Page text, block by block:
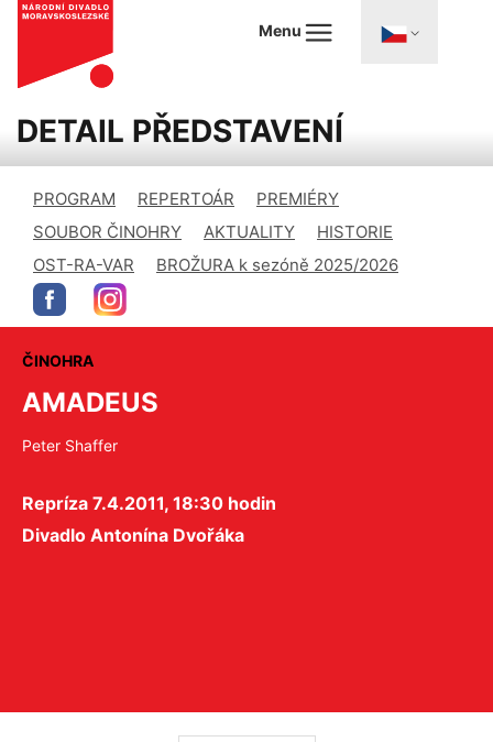
Menu
DETAIL PŘEDSTAVENÍ
PROGRAM REPERTOÁR
PREMIÉRY
SOUBOR ČINOHRY
AKTUALITY
HISTORIE
OST-RA-VAR
BROŽURA k sezóně 2025/2026
ČINOHRA
AMADEUS
Peter Shaffer
Repríza 7.4.2011, 18:30 hodin
Divadlo Antonína Dvořáka